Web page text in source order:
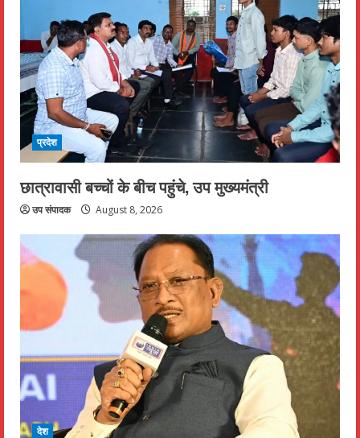
प्रदेश
छात्रावासी बच्चों के बीच पहुंचे, उप मुख्यमंत्री
उप संपादक August 8, 2026
देश